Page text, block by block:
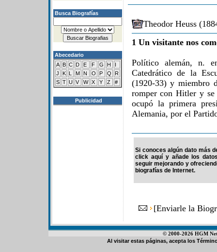
Busca Biografías
Abecedario
A B C D E F G H
I
J
K L M N O P Q
R
S T U V W X Y Z #
Publicidad
Theodor Heuss
1 Un visitante nos
Político alemán, n.
Catedrático de la
(1920-33) y miembro
romper con Hitler y
ocupó la primera
Alemania, por el
Si conoces algún dato más
click aquí y añade los
seguir mejorando y
biografías de Internet.
[Enviarle la
© 2000-2026 HGM
Al visitar estas páginas, acepta los